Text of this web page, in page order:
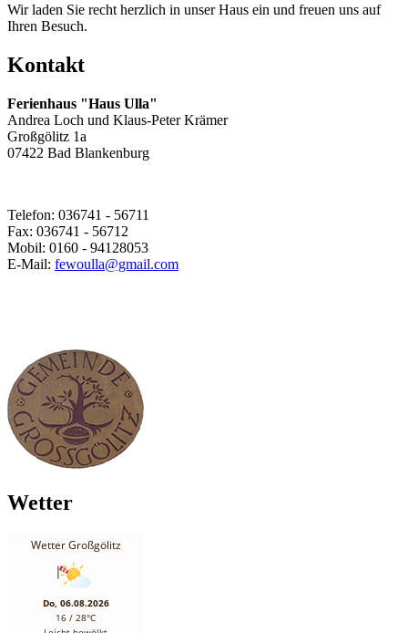
Wir laden Sie recht herzlich in unser Haus ein und freuen uns auf
Ihren Besuch.
Kontakt
Ferienhaus "Haus Ulla"
Andrea Loch und Klaus-Peter Krämer
Großgölitz 1a
07422 Bad Blankenburg
Telefon: 036741 - 56711
Fax: 036741 - 56712
Mobil: 0160 - 94128053
E-Mail: fewoulla@gmail.com
Wetter
Wetter Großgölitz
Do, 06.08.2026
16 / 28°C